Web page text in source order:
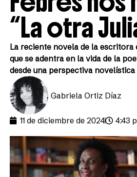
“La otra
La reciente novela de la
que se adentra en la vida de la
desde una perspectiva novelística
Gabriela Ortiz Díaz
11 de diciembre de 2024 4:43